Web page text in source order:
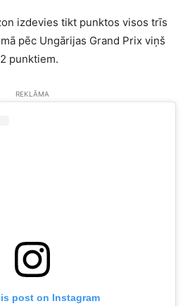
izdevies tikt punktos visos trīs
pēc Ungārijas Grand Prix viņš
punktiem.
REKLĀMA
post on Instagram